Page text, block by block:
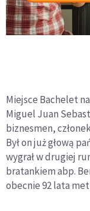
Miejsce Bachelet
Miguel Juan
biznesmen,
Był on już głową
wygrał w drugiej
bratankiem abp.
obecnie 92 lata